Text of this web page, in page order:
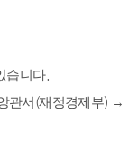
습니다.
관서(재정경제부) →